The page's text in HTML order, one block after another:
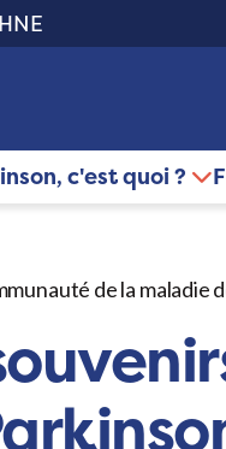
c'est quoi ?
de la maladie